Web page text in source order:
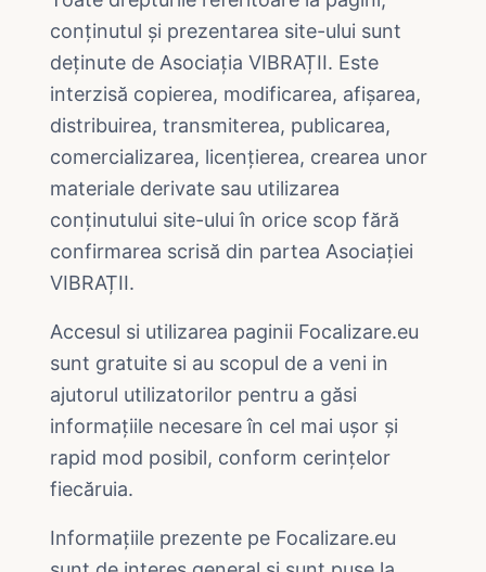
conținutul și prezentarea site-ului sunt
deținute de Asociația VIBRAȚII. Este
interzisă copierea, modificarea, afișarea,
distribuirea, transmiterea, publicarea,
comercializarea, licențierea, crearea unor
materiale derivate sau utilizarea
conținutului site-ului în orice scop fără
confirmarea scrisă din partea Asociației
VIBRAȚII.
Accesul si utilizarea paginii Focalizare.eu
sunt gratuite si au scopul de a veni in
ajutorul utilizatorilor pentru a găsi
informațiile necesare în cel mai ușor și
rapid mod posibil, conform cerințelor
fiecăruia.
Informațiile prezente pe Focalizare.eu